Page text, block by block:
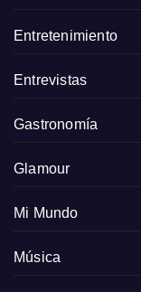
Entretenimiento
Entrevistas
Gastronomía
Glamour
Mi Mundo
Música